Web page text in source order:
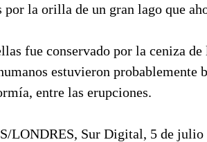
por la orilla de un gran lago que
fue conservado por la ceniza de
estuvieron probablemente
entre las erupciones.
LONDRES, Sur Digital, 5 de julio